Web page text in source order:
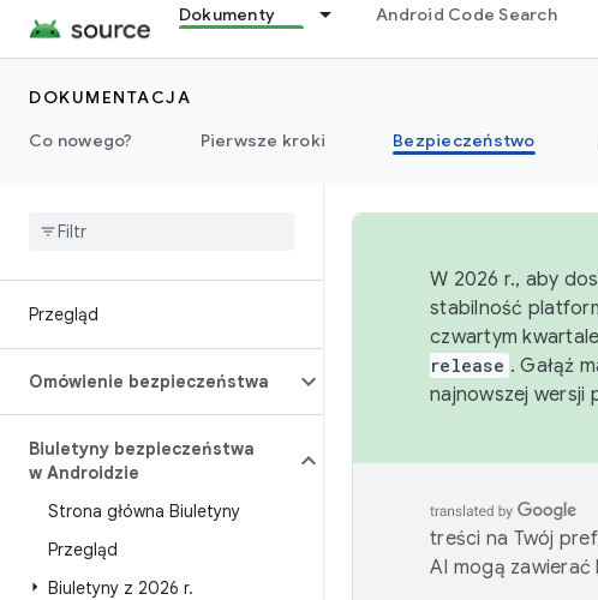
Dokumenty Android Code Search
DOKUMENTACJA
Co nowego?
Pierwsze kroki Bezpieczeństwo
Przegląd
Omówienie bezpieczeństwa
Biuletyny bezpieczeństwa
w Androidzie
Strona główna Biuletyny
Przegląd
Biuletyny z 2026 r.
W 2026 r., aby
stabilność
czwartym
release . Gałąź
najnowszej wersji
treści na Twój
AI mogą zawierać